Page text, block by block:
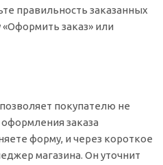
правильность заказанных
заказ» или
покупателю не
заказа
форму, и через короткое
магазина. Он уточнит